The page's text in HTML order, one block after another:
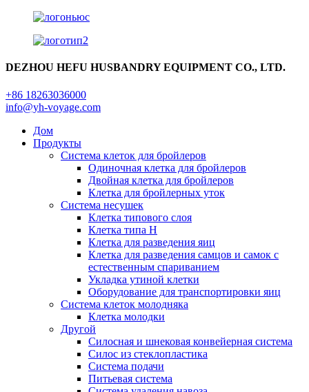
DEZHOU HEFU HUSBANDRY EQUIPMENT CO., LTD.
+86 18263036000
info@yh-voyage.com
Дом
Продукты
Система клеток для бройлеров
Одиночная клетка для бройлеров
Двойная клетка для бройлеров
Клетка для бройлерных уток
Система несушек
Клетка типового слоя
Клетка типа H
Клетка для разведения яиц
Клетка для разведения самцов и самок с
естественным спариванием
Укладка утиной клетки
Оборудование для транспортировки яиц
Система клеток молодняка
Клетка молодки
Другой
Силосная и шнековая конвейерная система
Силос из стеклопластика
Система подачи
Питьевая система